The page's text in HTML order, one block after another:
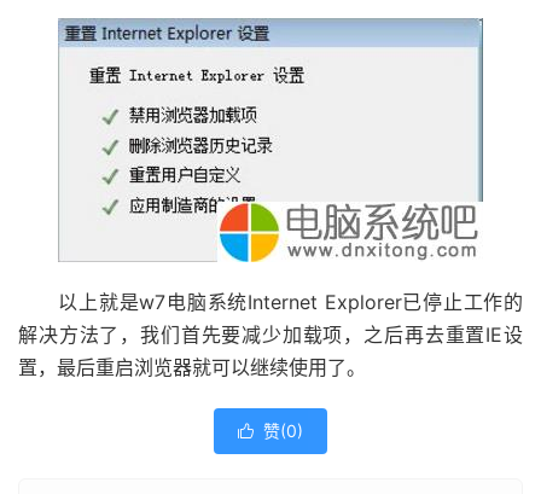
以上就是w7电脑系统Internet Explorer已停止工作的
解决方法了，我们首先要减少加载项，之后再去重置IE设
置，最后重启浏览器就可以继续使用了。
 赞(0)